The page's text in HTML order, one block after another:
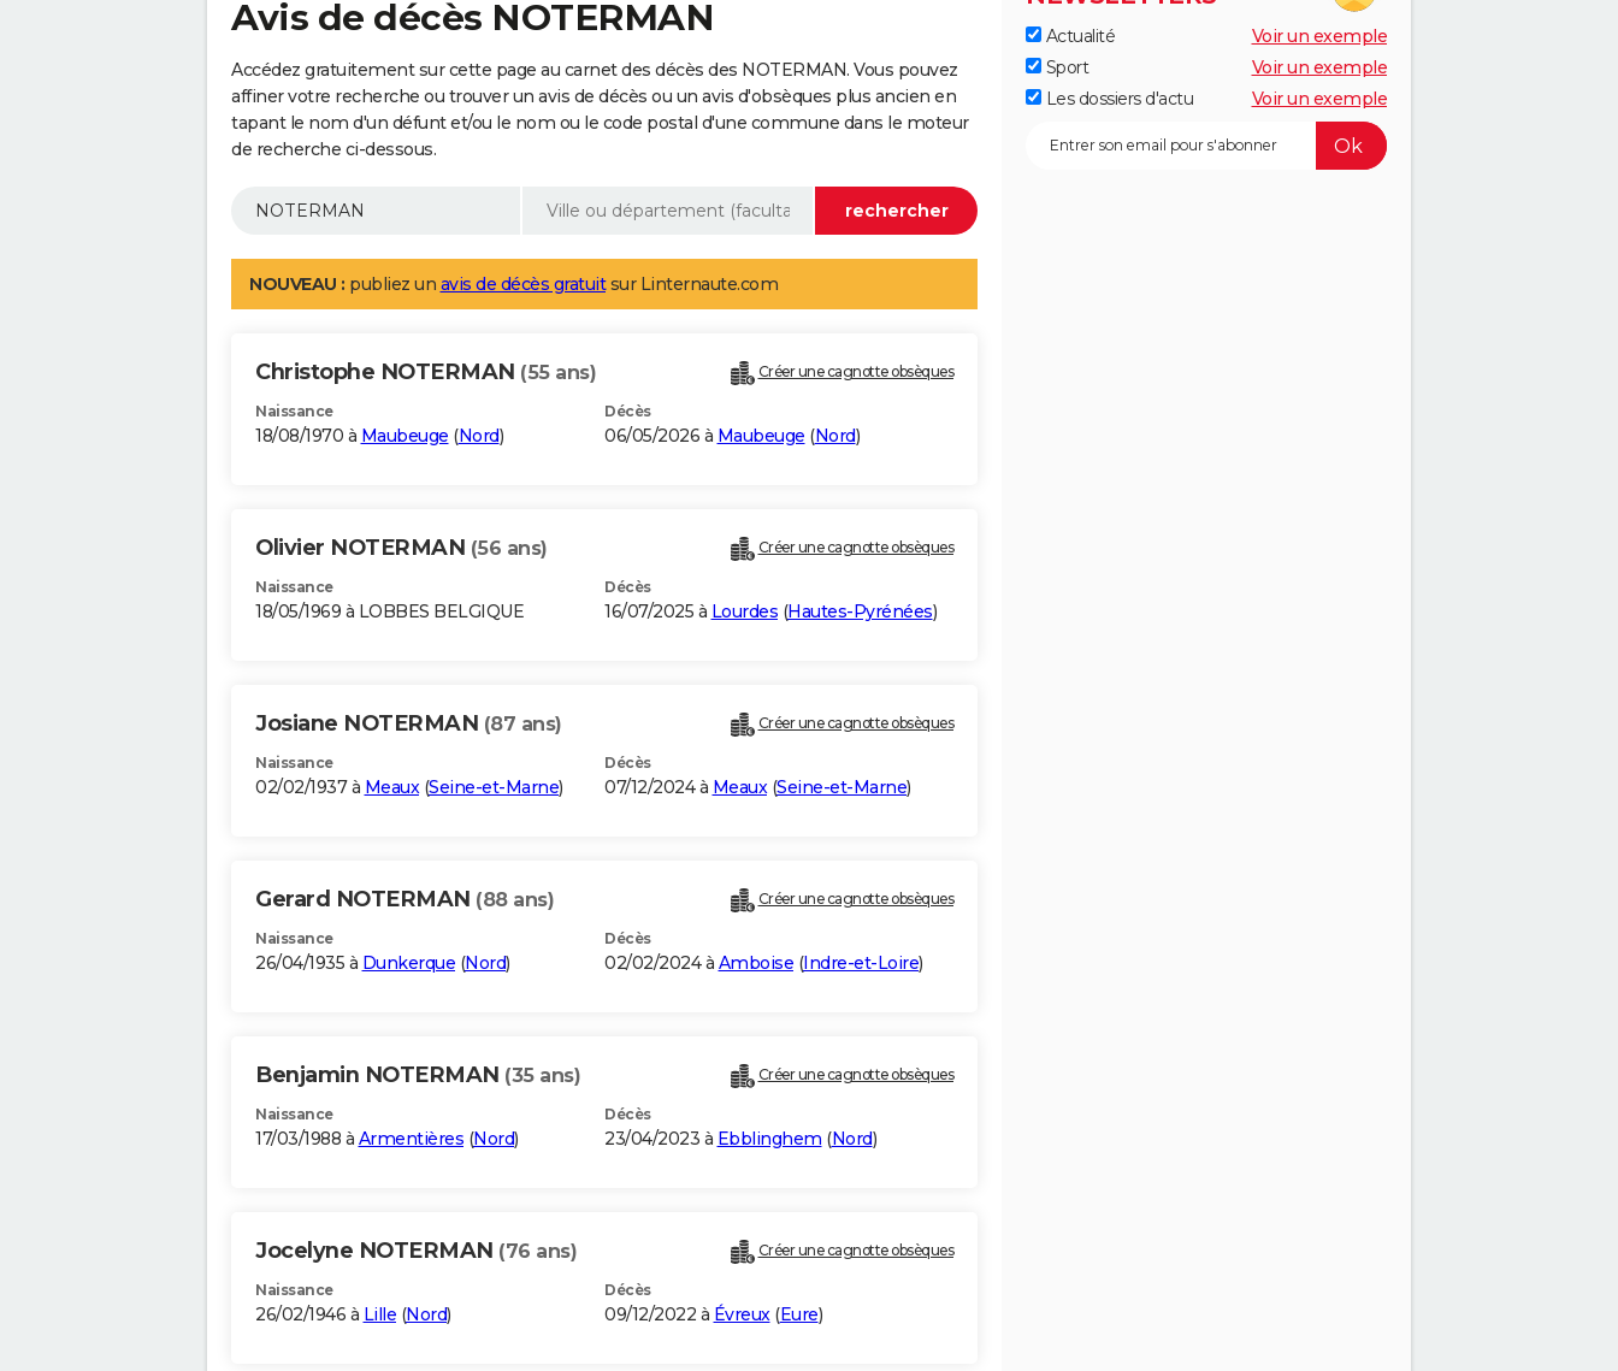
Avis de décès NOTERMAN
Accédez gratuitement sur cette page au carnet des décès des NOTERMAN. Vous pouvez
affiner votre recherche ou trouver un avis de décès ou un avis d'obsèques plus ancien en
tapant le nom d'un défunt et/ou le nom ou le code postal d'une commune dans le moteur
de recherche ci-dessous.
NOUVEAU : publiez un avis de décès gratuitsur Linternaute.com
Christophe NOTERMAN (55 ans) Créer une cagnotte obsèques
Naissance
18/08/1970 à Maubeuge (Nord)
Décès
06/05/2026 à Maubeuge (Nord)
Olivier NOTERMAN (56 ans) Créer une cagnotte obsèques
Naissance
18/05/1969 à LOBBES BELGIQUE
Décès
16/07/2025 à Lourdes (Hautes-Pyrénées)
Josiane NOTERMAN (87 ans) Créer une cagnotte obsèques
Naissance
02/02/1937 à Meaux(Seine-et-Marne)
Décès
07/12/2024 à Meaux(Seine-et-Marne)
Gerard NOTERMAN (88 ans) Créer une cagnotte obsèques
Naissance
26/04/1935 à Dunkerque (Nord)
Décès
02/02/2024 à Amboise (Indre-et-Loire)
Benjamin NOTERMAN (35 ans) Créer une cagnotte obsèques
Naissance
17/03/1988 à Armentières (Nord)
Décès
23/04/2023 à Ebblinghem (Nord)
Jocelyne NOTERMAN (76 ans) Créer une cagnotte obsèques
Naissance
26/02/1946 à Lille (Nord)
Décès
09/12/2022 à Évreux(Eure)
Actualité
Voir un exemple
Sport
Voir un exemple
Les dossiers d'actu
Voir un exemple